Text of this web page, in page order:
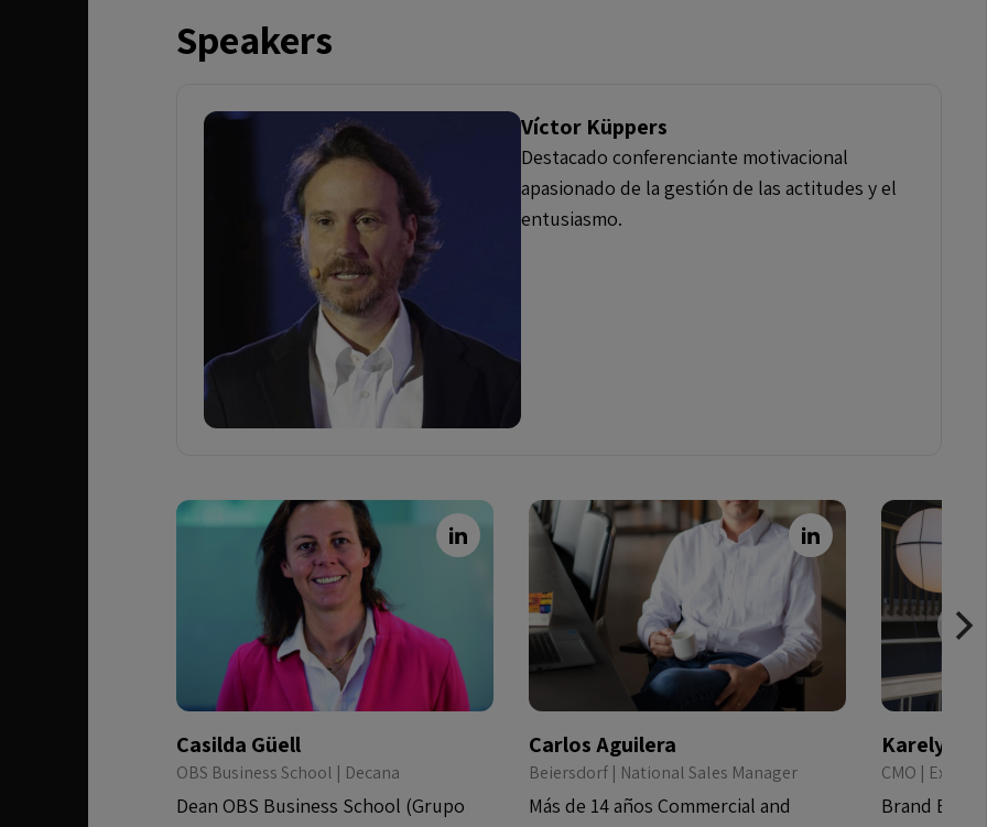
Speakers
Víctor Küppers
Destacado conferenciante motivacional
apasionado de la gestión de las actitudes y el
entusiasmo.
Casilda Güell
OBS Business School | Decana
Dean OBS Business School (Grupo
Carlos Aguilera
Beiersdorf | National Sales Manager
Más de 14 años Commercial and
Karely
CMO |
Brand